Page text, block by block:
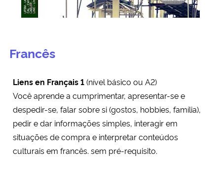
Francês
Liens en Français 1(nível básico ou A2)
Você aprende a cumprimentar, apresentar-se e
despedir-se, falar sobre si (gostos, hobbies, família),
pedir e dar informações simples, interagir em
situações de compra e interpretar conteúdos
culturais em francês. sem pré-requisito.